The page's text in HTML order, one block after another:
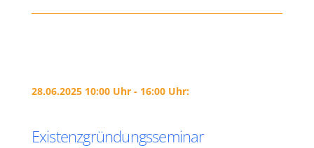
28.06.2025 10:00 Uhr - 16:00 Uhr:
Existenzgründungsseminar